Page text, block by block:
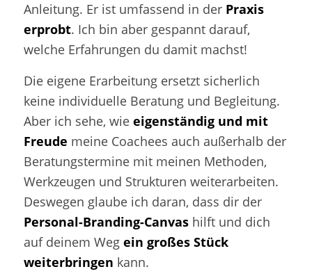
Anleitung. Er ist umfassend in der Praxis
erprobt. Ich bin aber gespannt darauf,
welche Erfahrungen du damit machst!
Die eigene Erarbeitung ersetzt sicherlich
keine individuelle Beratung und Begleitung.
Aber ich sehe, wie eigenständig und mit
Freude meine Coachees auch außerhalb der
Beratungstermine mit meinen Methoden,
Werkzeugen und Strukturen weiterarbeiten.
Deswegen glaube ich daran, dass dir der
Personal-Branding-Canvashilft und dich
auf deinem Weg ein großes Stück
weiterbringen kann.